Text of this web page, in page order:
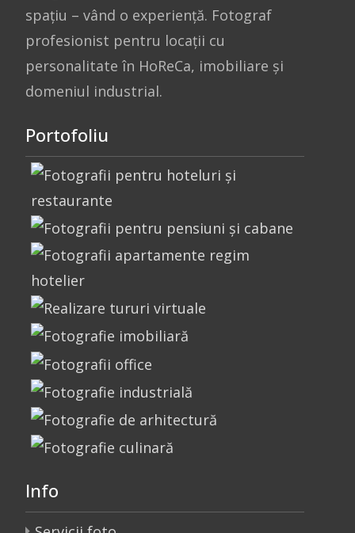
spațiu – vând o experiență. Fotograf
profesionist pentru locații cu
personalitate în HoReCa, imobiliare și
domeniul industrial.
Portofoliu
Info